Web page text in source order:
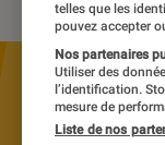
telles que les
pouvez accepter
Nos partenaires
Utiliser des
l’identification.
mesure de
Liste de nos